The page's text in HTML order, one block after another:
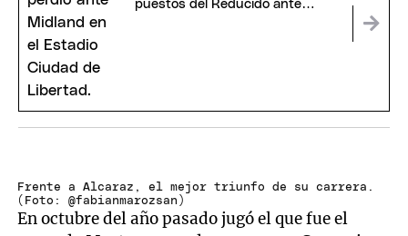
puestos del Reducido ante
Frente a Alcaraz, el mejor triunfo de su carrera.
(Foto: @fabianmarozsan)
En octubre del año pasado jugó el que fue el